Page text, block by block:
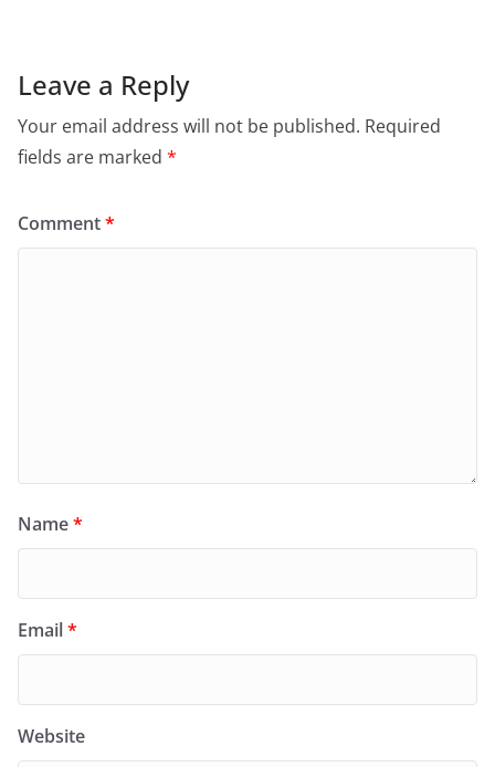
Leave a Reply
Your email address will not be published. Required
fields are marked *
Comment*
Name*
Email*
Website